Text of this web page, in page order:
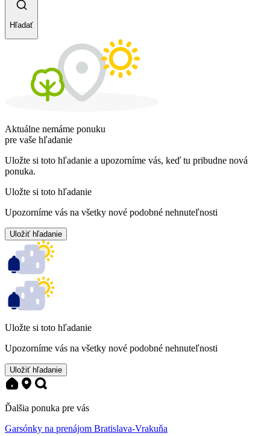
Hľadať
Aktuálne nemáme ponuku
pre vaše hľadanie
Uložte si toto hľadanie a upozorníme vás, keď tu pribudne nová
ponuka.
Uložte si toto hľadanie
Upozorníme vás na všetky nové podobné nehnuteľnosti
Uložiť hľadanie
Uložte si toto hľadanie
Upozorníme vás na všetky nové podobné nehnuteľnosti
Uložiť hľadanie
Ďalšia ponuka pre vás
Garsónky na prenájom Bratislava-Vrakuňa